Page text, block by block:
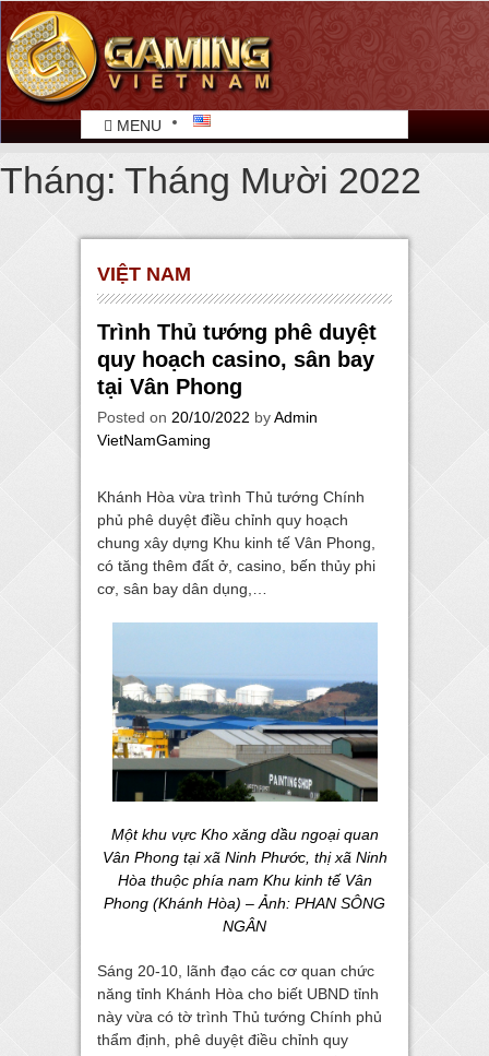
MENU
Tháng: Tháng Mười 2022
VIỆT NAM
Trình Thủ tướng phê duyệt
quy hoạch casino, sân bay
tại Vân Phong
Posted on 20/10/2022 byAdmin
VietNamGaming
Khánh Hòa vừa trình Thủ tướng Chính
phủ phê duyệt điều chỉnh quy hoạch
chung xây dựng Khu kinh tế Vân Phong,
có tăng thêm đất ở, casino, bến thủy phi
cơ, sân bay dân dụng,…
Một khu vực Kho xăng dầu ngoại quan
Vân Phong tại xã Ninh Phước, thị xã Ninh
Hòa thuộc phía nam Khu kinh tế Vân
Phong (Khánh Hòa) – Ảnh: PHAN SÔNG
NGÂN
Sáng 20-10, lãnh đạo các cơ quan chức
năng tỉnh Khánh Hòa cho biết UBND tỉnh
này vừa có tờ trình Thủ tướng Chính phủ
thẩm định, phê duyệt điều chỉnh quy